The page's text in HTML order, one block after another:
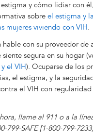
y cómo lidiar con
sobre el estigma y
mujeres viviendo con VIH.
hable con su proveedor de
siente segura en su hogar
el VIH). Ocuparse de los
el estigma, y la
el VIH con
llame al 911 o a la
799-SAFE [1-800-799-